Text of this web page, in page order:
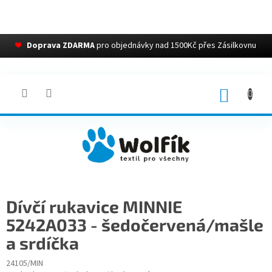
❤ Doprava ZDARMApro objednávky nad 1500Kč přes Zásilkovnu
Dívčí rukavice MINNIE
5242A033 - šedočervená/mašle
a srdíčka
24105/MIN